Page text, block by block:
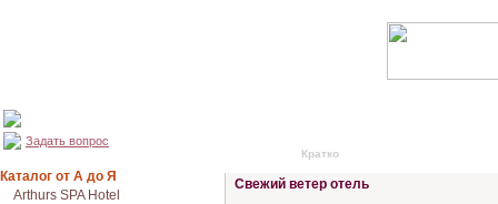
Задать вопрос
Каталог от А до Я
Arthurs SPA Hotel
Кратко
Свежий ветер отель